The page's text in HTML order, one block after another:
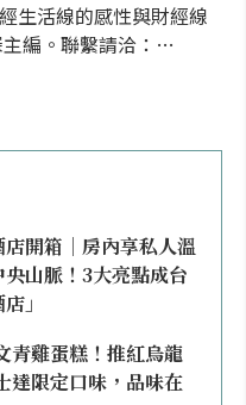
生活線的感性與財經線
編。聯繫請洽：
開箱｜房內享私人溫
山脈！3大亮點成台
」
青雞蛋糕！推紅烏龍
達限定口味，品味在